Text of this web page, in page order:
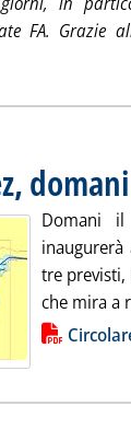
FA. Grazie
Domani il
tre previsti,
che mira a
alla notizia